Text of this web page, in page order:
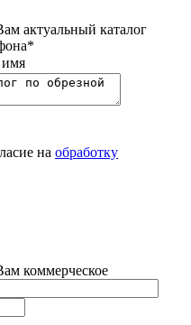
актуальный каталог
на обработку
коммерческое